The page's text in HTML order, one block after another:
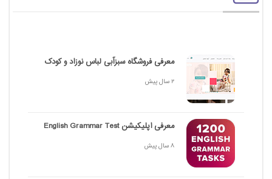
معرفی فروشگاه سبزآبی لباس نوزاد و کودک
2 سال پیش
معرفی اپلیکیشن English Grammar Test
8 سال پیش